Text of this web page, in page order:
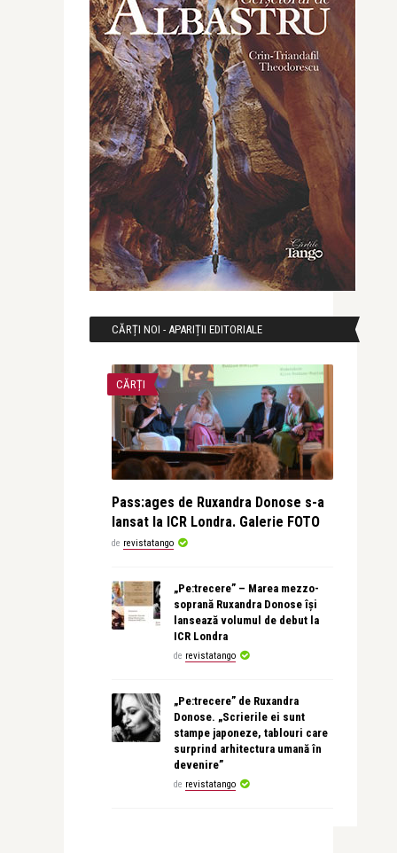
CĂRȚI NOI - APARIȚII EDITORIALE
CĂRȚI
Pass:ages de Ruxandra Donose s-a
lansat la ICR Londra. Galerie FOTO
de revistatango
„Pe:trecere” – Marea mezzo-
soprană Ruxandra Donose își
lansează volumul de debut la
ICR Londra
de revistatango
„Pe:trecere” de Ruxandra
Donose. „Scrierile ei sunt
stampe japoneze, tablouri care
surprind arhitectura umană în
devenire”
de revistatango